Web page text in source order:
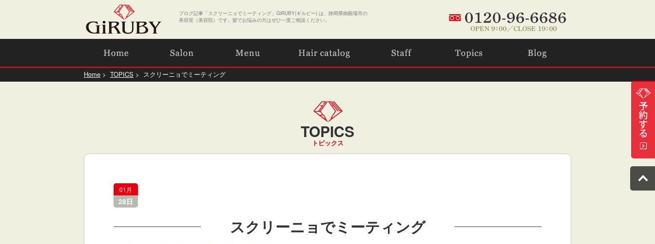
ブログ記事「スクリーニョでミーティング」GiRUBY(ギルビー) は、静岡県御殿場市の
美容室（美容院）です。髪でお悩みの方はぜひ一度ご相談ください。
Home > TOPICS > スクリーニョでミーティング
TOPICS
トピックス
01月
28日
スクリーニョでミーティング